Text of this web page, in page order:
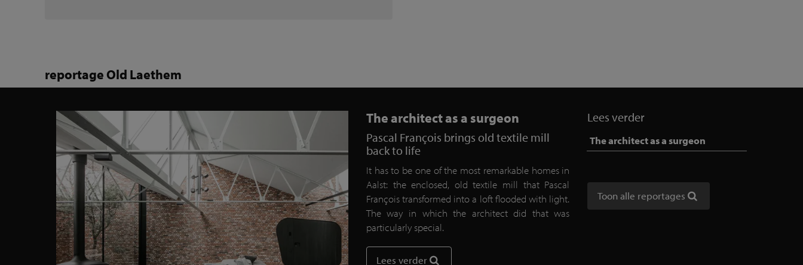
reportage Old Laethem
The architect as a surgeon
Pascal François brings old textile mill
back to life
It has to be one of the most remarkable homes in
Aalst: the enclosed, old textile mill that Pascal
François transformed into a loft flooded with light.
The way in which the architect did that was
particularly special.
Lees verder
Lees verder
The architect as a surgeon
Toon alle reportages